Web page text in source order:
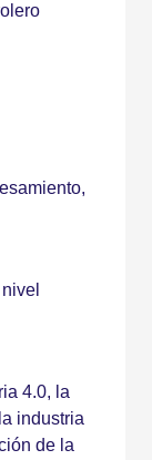
4.0, la
industria
de la